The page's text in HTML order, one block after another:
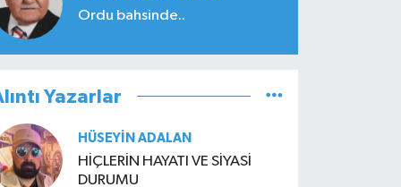
Ordu bahsinde..
Yazarlar
HÜSEYIN ADALAN
HİÇLERİN HAYATI VE SİYASİ
DURUMU